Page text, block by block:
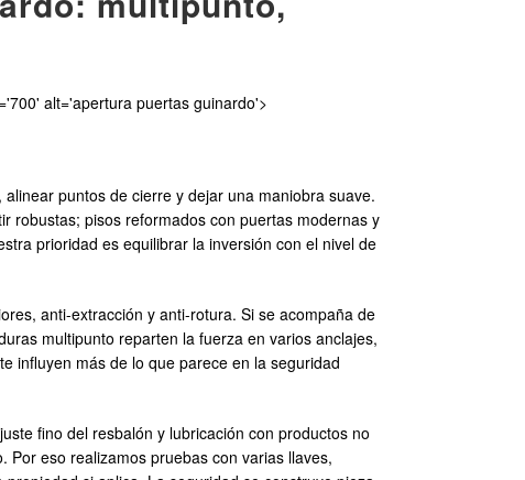
alt='apertura puertas guinardo'>
puntos de cierre y dejar una maniobra suave.
robustas; pisos reformados con puertas modernas y
prioridad es equilibrar la inversión con el nivel de
anti-extracción y anti-rotura. Si se acompaña de
multipunto reparten la fuerza en varios anclajes,
influyen más de lo que parece en la seguridad
fino del resbalón y lubricación con productos no
eso realizamos pruebas con varias llaves,